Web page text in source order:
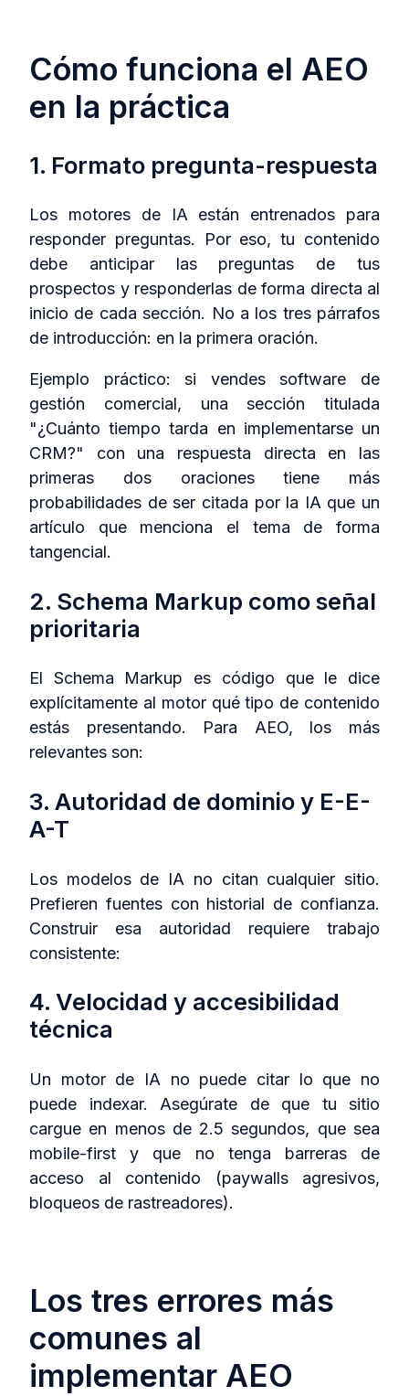
Cómo funciona el AEO
en la práctica
1. Formato pregunta-respuesta
Los motores de IA están entrenados para
responder preguntas. Por eso, tu contenido
debe anticipar las preguntas de tus
prospectos y responderlas de forma directa al
inicio de cada sección. No a los tres párrafos
de introducción: en la primera oración.
Ejemplo práctico: si vendes software de
gestión comercial, una sección titulada
"¿Cuánto tiempo tarda en implementarse un
CRM?" con una respuesta directa en las
primeras dos oraciones tiene más
probabilidades de ser citada por la IA que un
artículo que menciona el tema de forma
tangencial.
2. Schema Markup como señal
prioritaria
El Schema Markup es código que le dice
explícitamente al motor qué tipo de contenido
estás presentando. Para AEO, los más
relevantes son:
3. Autoridad de dominio y E-E-
A-T
Los modelos de IA no citan cualquier sitio.
Prefieren fuentes con historial de confianza.
Construir esa autoridad requiere trabajo
consistente:
4. Velocidad y accesibilidad
técnica
Un motor de IA no puede citar lo que no
puede indexar. Asegúrate de que tu sitio
cargue en menos de 2.5 segundos, que sea
mobile-first y que no tenga barreras de
acceso al contenido (paywalls agresivos,
bloqueos de rastreadores).
Los tres errores más
comunes al
implementar AEO